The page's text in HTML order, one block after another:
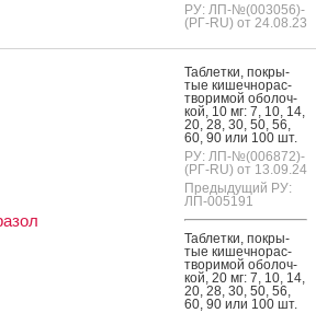
РУ: ЛП-№(003056)-
(РГ-RU) от 24.08.23
Таб­летки, пок­ры­
тые ки­шеч­но­рас­
тво­римой обо­лоч­
кой, 10 мг: 7, 10, 14,
20, 28, 30, 50, 56,
60, 90 или 100 шт.
РУ: ЛП-№(006872)-
(РГ-RU) от 13.09.24
Предыдущий РУ:
ЛП-005191
Таб­летки, пок­ры­
тые ки­шеч­но­рас­
тво­римой обо­лоч­
кой, 20 мг: 7, 10, 14,
20, 28, 30, 50, 56,
60, 90 или 100 шт.